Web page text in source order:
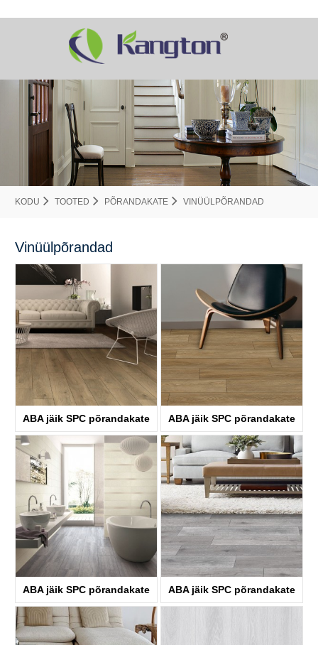
KODU TOOTED PÕRANDAKATE VINÜÜLPÕRANDAD
Vinüülpõrandad
ABA jäik SPC põrandakate
KTV8033
ABA jäik SPC põrandakate
KTV8034
ABA jäik SPC põrandakate
KTV8035
ABA jäik SPC põrandakate